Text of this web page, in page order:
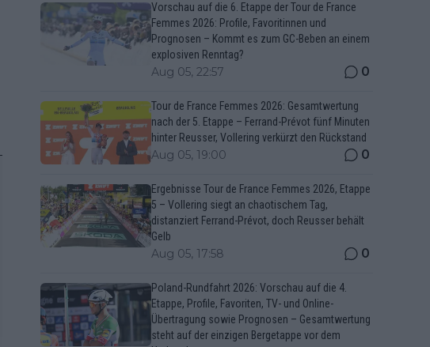
Vorschau auf die 6. Etappe der Tour de France
Femmes 2026: Profile, Favoritinnen und
Prognosen – Kommt es zum GC-Beben an einem
explosiven Renntag?
Aug 05, 22:57 0
Tour de France Femmes 2026: Gesamtwertung
nach der 5. Etappe – Ferrand-Prévot fünf Minuten
hinter Reusser, Vollering verkürzt den Rückstand
Aug 05, 19:00 0
Ergebnisse Tour de France Femmes 2026, Etappe
5 – Vollering siegt an chaotischem Tag,
distanziert Ferrand-Prévot, doch Reusser behält
Gelb
Aug 05, 17:58 0
Poland-Rundfahrt 2026: Vorschau auf die 4.
Etappe, Profile, Favoriten, TV- und Online-
Übertragung sowie Prognosen – Gesamtwertung
steht auf der einzigen Bergetappe vor dem